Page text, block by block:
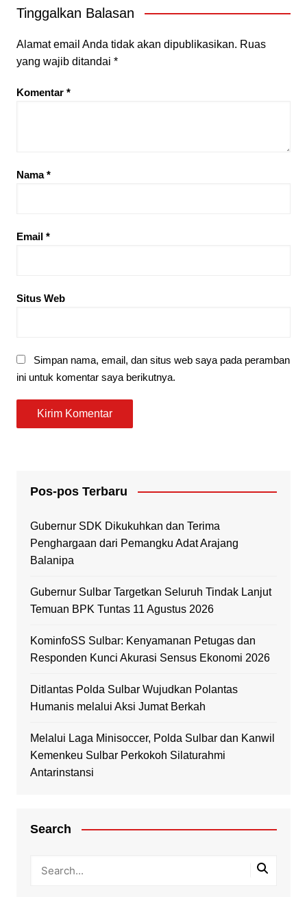
Tinggalkan Balasan
Alamat email Anda tidak akan dipublikasikan. Ruas
yang wajib ditandai *
Komentar *
Nama*
Email *
Situs Web
Simpan nama, email, dan situs web saya pada peramban
ini untuk komentar saya berikutnya.
Pos-pos Terbaru
Gubernur SDK Dikukuhkan dan Terima
Penghargaan dari Pemangku Adat Arajang
Balanipa
Gubernur Sulbar Targetkan Seluruh Tindak Lanjut
Temuan BPK Tuntas 11 Agustus 2026
KominfoSS Sulbar: Kenyamanan Petugas dan
Responden Kunci Akurasi Sensus Ekonomi 2026
Ditlantas Polda Sulbar Wujudkan Polantas
Humanis melalui Aksi Jumat Berkah
Melalui Laga Minisoccer, Polda Sulbar dan Kanwil
Kemenkeu Sulbar Perkokoh Silaturahmi
Antarinstansi
Search